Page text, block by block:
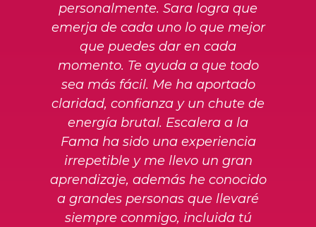
personalmente. Sara logra que
emerja de cada uno lo que mejor
que puedes dar en cada
momento. Te ayuda a que todo
sea más fácil. Me ha aportado
claridad, confianza y un chute de
energía brutal. Escalera a la
Fama ha sido una experiencia
irrepetible y me llevo un gran
aprendizaje, además he conocido
a grandes personas que llevaré
siempre conmigo, incluida tú